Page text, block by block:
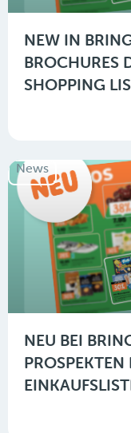
NEW IN
BROCHURES
SHOPPING
News
NEU BEI